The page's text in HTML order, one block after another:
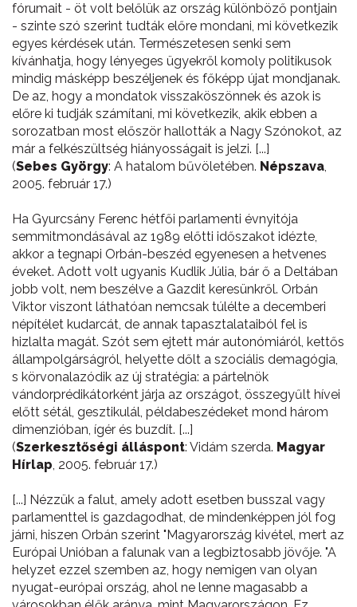
fórumait - öt volt belőlük az ország különböző pontjain
- szinte szó szerint tudták előre mondani, mi következik
egyes kérdések után. Természetesen senki sem
kívánhatja, hogy lényeges ügyekről komoly politikusok
mindig másképp beszéljenek és főképp újat mondjanak.
De az, hogy a mondatok visszaköszönnek és azok is
előre ki tudják számítani, mi következik, akik ebben a
sorozatban most először hallották a Nagy Szónokot, az
már a felkészültség hiányosságait is jelzi. [...]
(Sebes György: A hatalom bűvöletében. Népszava,
2005. február 17.)
Ha Gyurcsány Ferenc hétfői parlamenti évnyitója
semmitmondásával az 1989 előtti időszakot idézte,
akkor a tegnapi Orbán-beszéd egyenesen a hetvenes
éveket. Adott volt ugyanis Kudlik Júlia, bár ő a Deltában
jobb volt, nem beszélve a Gazdit keresünkről. Orbán
Viktor viszont láthatóan nemcsak túlélte a decemberi
népítélet kudarcát, de annak tapasztalataiból fel is
hizlalta magát. Szót sem ejtett már autonómiáról, kettős
állampolgárságról, helyette dőlt a szociális demagógia,
s körvonalazódik az új stratégia: a pártelnök
vándorprédikátorként járja az országot, összegyűlt hívei
előtt sétál, gesztikulál, példabeszédeket mond három
dimenzióban, ígér és buzdít. [...]
(Szerkesztőségi álláspont: Vidám szerda. Magyar
Hírlap, 2005. február 17.)
[...] Nézzük a falut, amely adott esetben busszal vagy
parlamenttel is gazdagodhat, de mindenképpen jól fog
járni, hiszen Orbán szerint "Magyarország kivétel, mert az
Európai Unióban a falunak van a legbiztosabb jövője. "A
helyzet ezzel szemben az, hogy nemigen van olyan
nyugat-európai ország, ahol ne lenne magasabb a